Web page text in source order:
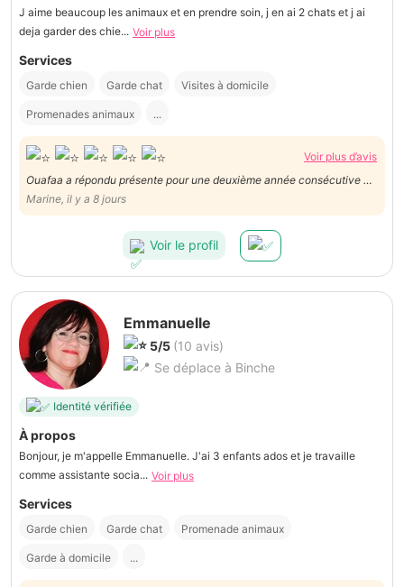
J aime beaucoup les animaux et en prendre soin, j en ai 2 chats et j ai
deja garder des chie... Voir plus
Services
Garde chien Garde chat Visites à domicile
Promenades animaux ...
Voir plus d’avis
Ouafaa a répondu présente pour une deuxième année consécutive et
une communication géniale. Le service a été annulé suite à une
blessure pour mon chat mais je reste très satisfaite de cet échange
Marine, il y a 8 jours
Voir le profil
Emmanuelle
5/5 (10 avis)
Se déplace à Binche
Identité vérifiée
À propos
Bonjour, je m'appelle Emmanuelle. J'ai 3 enfants ados et je travaille
comme assistante socia... Voir plus
Services
Garde chien Garde chat Promenade animaux
Garde à domicile ...